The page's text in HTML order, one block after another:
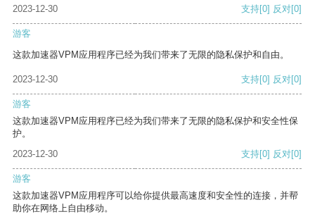
2023-12-30 支持[0] 反对[0]
游客
这款加速器VPM应用程序已经为我们带来了无限的隐私保护和自由。
2023-12-30 支持[0] 反对[0]
游客
这款加速器VPM应用程序已经为我们带来了无限的隐私保护和安全性保
护。
2023-12-30
支持[0] 反对[0]
游客
这款加速器VPM应用程序可以给你提供最高速度和安全性的连接，并帮
助你在网络上自由移动。